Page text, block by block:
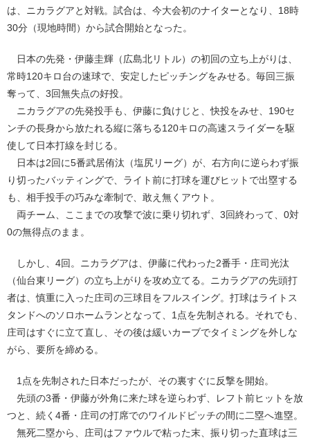
は、ニカラグアと対戦。試合は、今大会初のナイターとなり、18時
30分（現地時間）から試合開始となった。
日本の先発・伊藤圭輝（広島北リトル）の初回の立ち上がりは、
常時120キロ台の速球で、安定したピッチングをみせる。毎回三振
奪って、3回無失点の好投。
ニカラグアの先発投手も、伊藤に負けじと、快投をみせ、190セ
ンチの長身から放たれる縦に落ちる120キロの高速スライダーを駆
使して日本打線を封じる。
日本は2回に5番武居侑汰（塩尻リーグ）が、右方向に逆らわず振
り切ったバッティングで、ライト前に打球を運びヒットで出塁する
も、相手投手の巧みな牽制で、敢え無くアウト。
両チーム、ここまでの攻撃で波に乗り切れず、3回終わって、0対
0の無得点のまま。
しかし、4回。ニカラグアは、伊藤に代わった2番手・庄司光汰
（仙台東リーグ）の立ち上がりを攻め立てる。ニカラグアの先頭打
者は、慎重に入った庄司の三球目をフルスイング。打球はライトス
タンドへのソロホームランとなって、1点を先制される。それでも、
庄司はすぐに立て直し、その後は緩いカーブでタイミングを外しな
がら、要所を締める。
1点を先制された日本だったが、その裏すぐに反撃を開始。
先頭の3番・伊藤が外角に来た球を逆らわず、レフト前ヒットを放
つと、続く4番・庄司の打席でのワイルドピッチの間に二塁へ進塁。
無死二塁から、庄司はファウルで粘った末、振り切った直球は三